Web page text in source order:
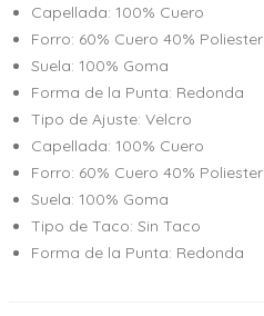
Capellada: 100% Cuero
Forro: 60% Cuero 40% Poliester
Suela: 100% Goma
Forma de la Punta: Redonda
Tipo de Ajuste: Velcro
Capellada: 100% Cuero
Forro: 60% Cuero 40% Poliester
Suela: 100% Goma
Tipo de Taco: Sin Taco
Forma de la Punta: Redonda